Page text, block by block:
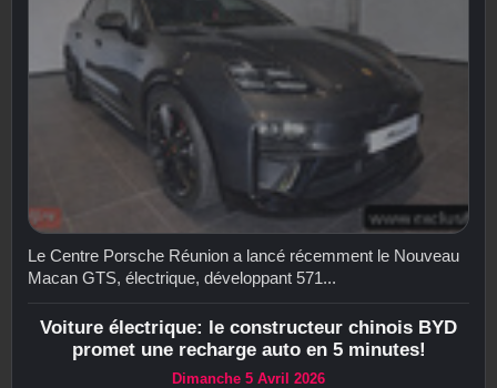
Le Centre Porsche Réunion a lancé récemment le Nouveau
Macan GTS, électrique, développant 571...
Voiture électrique: le constructeur chinois BYD
promet une recharge auto en 5 minutes!
Dimanche 5 Avril 2026